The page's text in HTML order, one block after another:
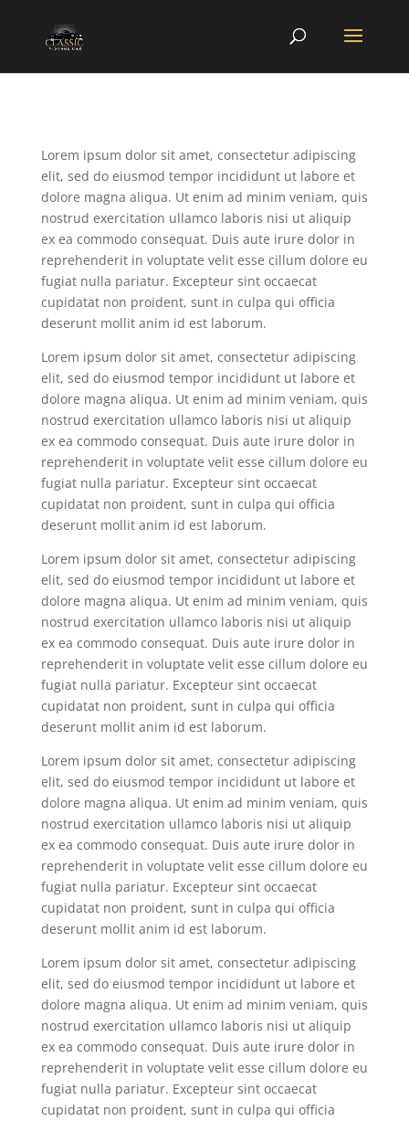
Lorem ipsum dolor sit amet, consectetur adipiscing
elit, sed do eiusmod tempor incididunt ut labore et
dolore magna aliqua. Ut enim ad minim veniam, quis
nostrud exercitation ullamco laboris nisi ut aliquip
ex ea commodo consequat. Duis aute irure dolor in
reprehenderit in voluptate velit esse cillum dolore eu
fugiat nulla pariatur. Excepteur sint occaecat
cupidatat non proident, sunt in culpa qui officia
deserunt mollit anim id est laborum.
Lorem ipsum dolor sit amet, consectetur adipiscing
elit, sed do eiusmod tempor incididunt ut labore et
dolore magna aliqua. Ut enim ad minim veniam, quis
nostrud exercitation ullamco laboris nisi ut aliquip
ex ea commodo consequat. Duis aute irure dolor in
reprehenderit in voluptate velit esse cillum dolore eu
fugiat nulla pariatur. Excepteur sint occaecat
cupidatat non proident, sunt in culpa qui officia
deserunt mollit anim id est laborum.
Lorem ipsum dolor sit amet, consectetur adipiscing
elit, sed do eiusmod tempor incididunt ut labore et
dolore magna aliqua. Ut enim ad minim veniam, quis
nostrud exercitation ullamco laboris nisi ut aliquip
ex ea commodo consequat. Duis aute irure dolor in
reprehenderit in voluptate velit esse cillum dolore eu
fugiat nulla pariatur. Excepteur sint occaecat
cupidatat non proident, sunt in culpa qui officia
deserunt mollit anim id est laborum.
Lorem ipsum dolor sit amet, consectetur adipiscing
elit, sed do eiusmod tempor incididunt ut labore et
dolore magna aliqua. Ut enim ad minim veniam, quis
nostrud exercitation ullamco laboris nisi ut aliquip
ex ea commodo consequat. Duis aute irure dolor in
reprehenderit in voluptate velit esse cillum dolore eu
fugiat nulla pariatur. Excepteur sint occaecat
cupidatat non proident, sunt in culpa qui officia
deserunt mollit anim id est laborum.
Lorem ipsum dolor sit amet, consectetur adipiscing
elit, sed do eiusmod tempor incididunt ut labore et
dolore magna aliqua. Ut enim ad minim veniam, quis
nostrud exercitation ullamco laboris nisi ut aliquip
ex ea commodo consequat. Duis aute irure dolor in
reprehenderit in voluptate velit esse cillum dolore eu
fugiat nulla pariatur. Excepteur sint occaecat
cupidatat non proident, sunt in culpa qui officia